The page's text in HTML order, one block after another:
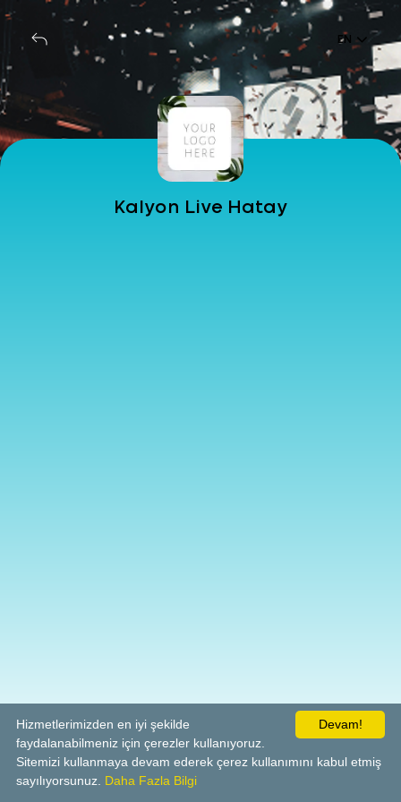
EN
Kalyon Live Hatay
Devam!
Hizmetlerimizden en iyi şekilde
faydalanabilmeniz için çerezler kullanıyoruz.
Sitemizi kullanmaya devam ederek çerez kullanımını kabul etmiş
sayılıyorsunuz. Daha Fazla Bilgi